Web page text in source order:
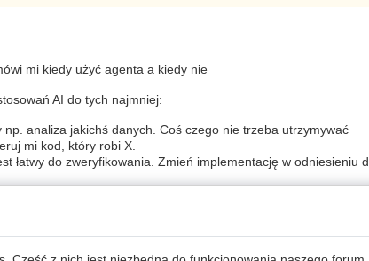
mi kiedy użyć agenta a kiedy nie
AI do tych najmniej:
np. analiza jakichś danych. Coś czego nie trzeba utrzymywać
mi kod, który robi X.
łatwy do zweryfikowania. Zmień implementację w odniesieniu
analiza kodu napisanego przez AI tym gorzej. Do tego
mi AI to mam generalnie mniej kontekstu w główie i zdarza mi